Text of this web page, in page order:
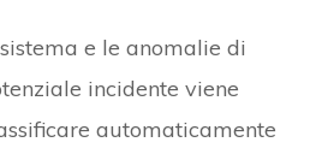
e le anomalie di
incidente viene
automaticamente